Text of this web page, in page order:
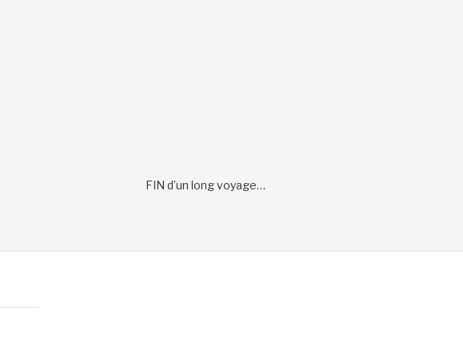
FIN d’un long voyage…